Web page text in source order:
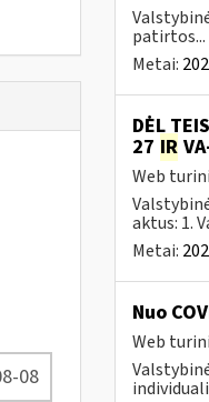
patirtos...
Metai:
DĖL
27 IR
Web
aktus: 1.
Metai:
Nuo
Web